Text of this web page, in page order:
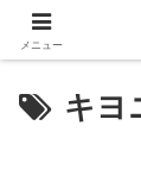
キヨ
メニュー